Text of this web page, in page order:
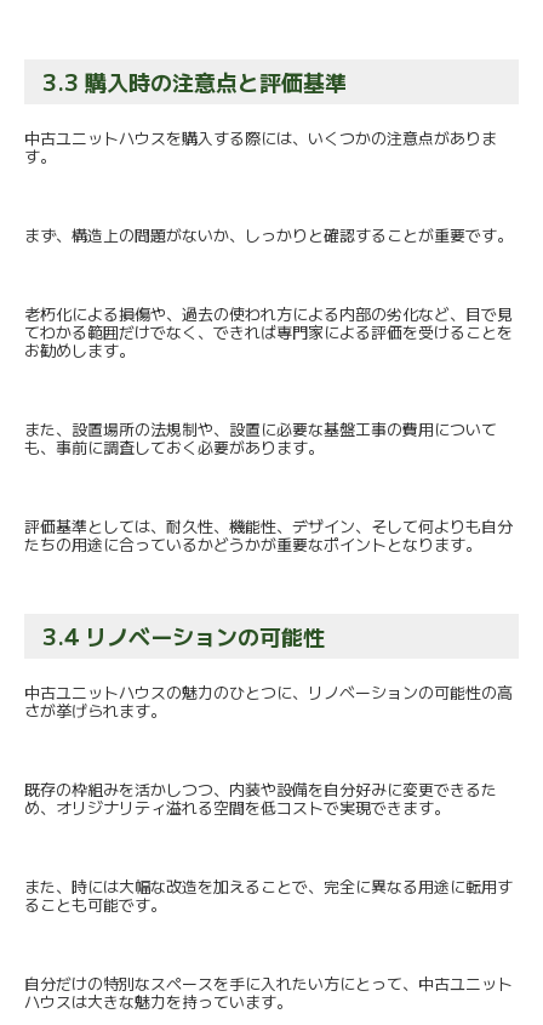
3.3 購入時の注意点と評価基準
中古ユニットハウスを購入する際には、 いくつかの注意点がありま
す。
まず、構造上の問題がないか、 しっかりと確認することが重要です。
老朽化による損傷や、過去の使われ方による内部の劣化など、 目で見
てわかる範囲だけでなく、 できれば専門家による評価を受けることを
お勧めします。
また、設置場所の法規制や、 設置に必要な基盤工事の費用について
も、 事前に調査しておく必要があります。
評価基準としては、耐久性、機能性、デザイン、 そして何よりも自分
たちの用途に合っているかどうかが重要なポイントとなります。
3.4 リノベーションの可能性
中古ユニットハウスの魅力のひとつに、 リノベーションの可能性の高
さが挙げられます。
既存の枠組みを活かしつつ、 内装や設備を自分好みに変更できるた
め、 オリジナリティ溢れる空間を低コストで実現できます。
また、時には大幅な改造を加えることで、 完全に異なる用途に転用す
ることも可能です。
自分だけの特別なスペースを手に入れたい方にとって、 中古ユニット
ハウスは大きな魅力を持っています。